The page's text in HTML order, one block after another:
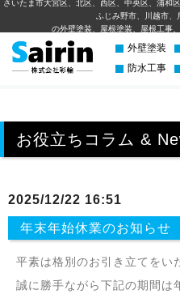
さいたま市大宮区、北区、西区、中央区、浦和
ふじみ野市、川越市、
の外壁塗装、屋根塗装、屋根工事
外壁塗装
防水工事
お役立ちコラム &
2025/12/22 16:51
年末年始休業のお知らせ
平素は格別のお引き立てをい
誠に勝手ながら下記の期間は